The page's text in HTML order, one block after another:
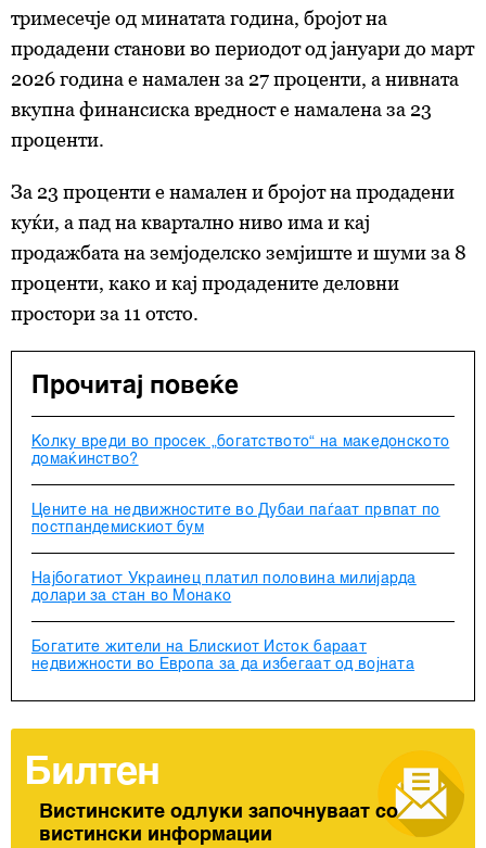
тримесечје од минатата година, бројот на
продадени станови во периодот од јануари до март
2026 година е намален за 27 проценти, а нивната
вкупна финансиска вредност е намалена за 23
проценти.
За 23 проценти е намален и бројот на продадени
куќи, a пад на квартално ниво има и кај
продажбата на земјоделско земјиште и шуми за 8
проценти, како и кај продадените деловни
простори за 11 отсто.
Прочитај повеќе
Колку вреди во просек „богатството“ на македонското
домаќинство?
Цените на недвижностите во Дубаи паѓаат првпат по
постпандемискиот бум
Најбогатиот Украинец платил половина милијарда
долари за стан во Монако
Богатите жители на Блискиот Исток бараат
недвижности во Европа за да избегаат од војната
Билтен
Вистинските одлуки започнуваат со
вистински информации